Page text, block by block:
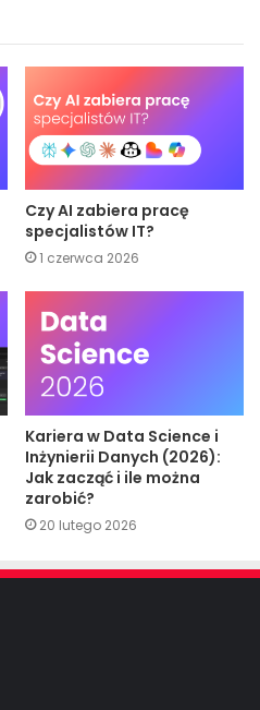
Czy AI zabiera pracę
specjalistów IT?
1 czerwca 2026
Kariera w Data Science i
Inżynierii Danych (2026):
Jak zacząć i ile można
zarobić?
20 lutego 2026